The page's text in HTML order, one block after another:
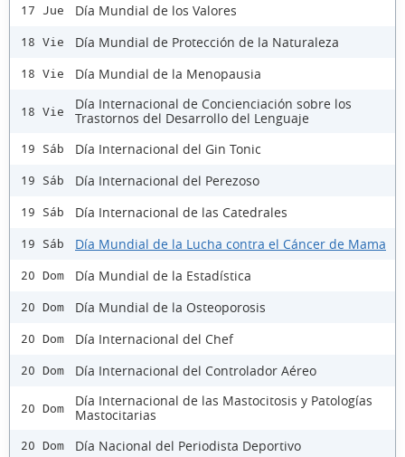
17 Jue Día Mundial de los Valores
18 Vie Día Mundial de Protección de la Naturaleza
18 Vie Día Mundial de la Menopausia
18 Vie
Día Internacional de Concienciación sobre los
Trastornos del Desarrollo del Lenguaje
19 Sáb Día Internacional del Gin Tonic
19 Sáb Día Internacional del Perezoso
19 Sáb Día Internacional de las Catedrales
19 Sáb Día Mundial de la Lucha contra el Cáncer de Mama
20 Dom Día Mundial de la Estadística
20 Dom Día Mundial de la Osteoporosis
20 Dom Día Internacional del Chef
20 Dom Día Internacional del Controlador Aéreo
20 Dom
Día Internacional de las Mastocitosis y Patologías
Mastocitarias
20 Dom Día Nacional del Periodista Deportivo